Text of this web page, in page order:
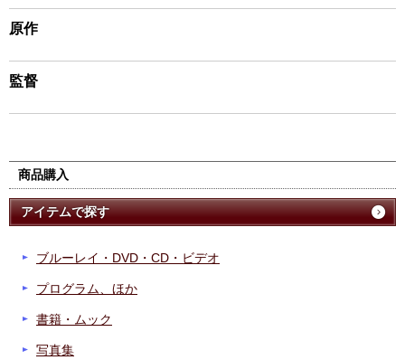
原作
監督
商品購入
アイテムで探す
ブルーレイ・DVD・CD・ビデオ
プログラム、ほか
書籍・ムック
写真集